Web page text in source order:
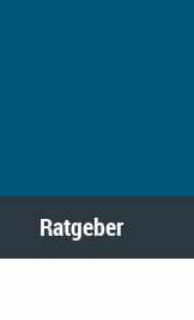
Ratgeber